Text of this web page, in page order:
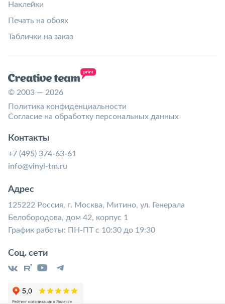
Наклейки
Печать на обоях
Таблички на заказ
© 2003 — 2026
Политика конфиденциальности
Согласие на обработку персональных данных
Контакты
+7 (495) 374-63-61
info@vinyl-tm.ru
Адрес
125222 Россия, г. Москва, Митино, ул. Генерала
Белобородова, дом 42, корпус 1
График работы: ПН-ПТ с 10:30 до 19:30
Соц. сети